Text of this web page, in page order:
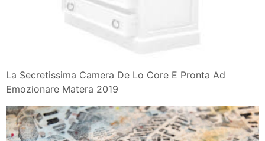
La Secretissima Camera De Lo Core E Pronta Ad
Emozionare Matera 2019